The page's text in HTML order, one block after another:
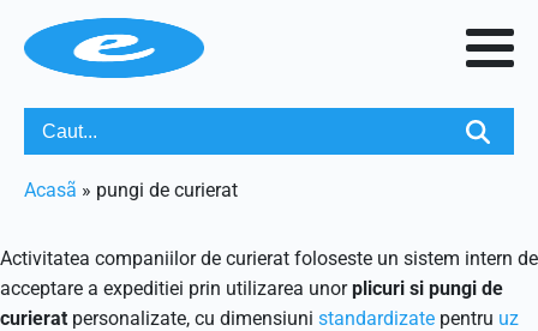
Acasã » pungi de curierat
Activitatea companiilor de curierat foloseste un sistem intern de
acceptare a expeditiei prin utilizarea unorplicuri si pungi de
curierat personalizate, cu dimensiuni standardizate pentru uz